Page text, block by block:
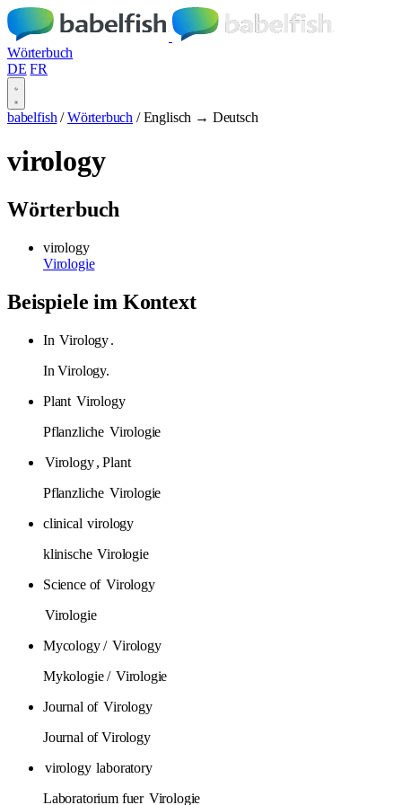
Wörterbuch
DE FR
babelfish / Wörterbuch / Englisch → Deutsch
virology
Wörterbuch
virology
Virologie
Beispiele im Kontext
In Virology.
In Virology.
Plant Virology
Pflanzliche Virologie
Virology , Plant
Pflanzliche Virologie
clinical virology
klinische Virologie
Science of Virology
Virologie
Mycology / Virology
Mykologie / Virologie
Journal of Virology
Journal of Virology
virology laboratory
Laboratorium fuer Virologie